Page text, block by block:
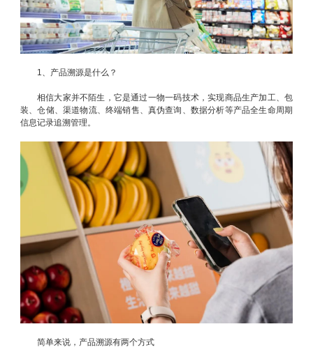
1、产品溯源是什么？
相信大家并不陌生，它是通过一物一码技术，实现商品生产加工、包
装、仓储、渠道物流、终端销售、真伪查询、数据分析等产品全生命周期
信息记录追溯管理。
简单来说，产品溯源有两个方式